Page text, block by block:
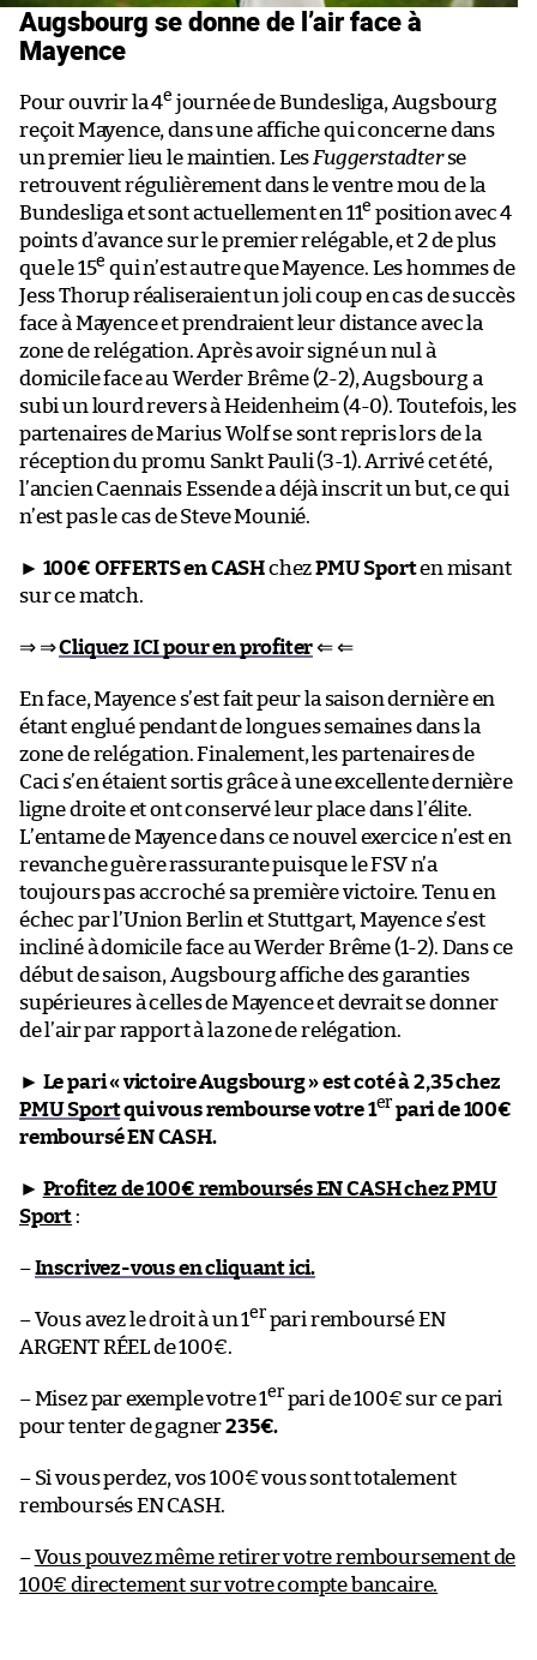
Augsbourg se donne de l’air face à
Mayence
Pour ouvrir la 4e journée de Bundesliga, Augsbourg
reçoit Mayence, dans une affiche qui concerne dans
un premier lieu le maintien. Les Fuggerstadterse
retrouvent régulièrement dans le ventre mou de la
Bundesliga et sont actuellement en 11e position avec 4
points d’avance sur le premier relégable, et 2 de plus
que le 15e qui n’est autre que Mayence. Les hommes de
Jess Thorup réaliseraient un joli coup en cas de succès
face à Mayence et prendraient leur distance avec la
zone de relégation. Après avoir signé un nul à
domicile face au Werder Brême (2-2), Augsbourg a
subi un lourd revers à Heidenheim (4-0). Toutefois, les
partenaires de Marius Wolf se sont repris lors de la
réception du promu Sankt Pauli (3-1). Arrivé cet été,
l’ancien Caennais Essende a déjà inscrit un but, ce qui
n’est pas le cas de Steve Mounié.
► 100€ OFFERTS en CASHchezPMU Sporten misant
sur ce match.
⇒ ⇒Cliquez ICI pour en profiter⇐ ⇐
En face, Mayence s’est fait peur la saison dernière en
étant englué pendant de longues semaines dans la
zone de relégation. Finalement, les partenaires de
Caci s’en étaient sortis grâce à une excellente dernière
ligne droite et ont conservé leur place dans l’élite.
L’entame de Mayence dans ce nouvel exercice n’est en
revanche guère rassurante puisque le FSV n’a
toujours pas accroché sa première victoire. Tenu en
échec par l’Union Berlin et Stuttgart, Mayence s’est
incliné à domicile face au Werder Brême (1-2). Dans ce
début de saison, Augsbourg affiche des garanties
supérieures à celles de Mayence et devrait se donner
de l’air par rapport à la zone de relégation.
► Le pari « victoire Augsbourg » est coté à 2,35 chez
PMU Sportqui vous rembourse votre 1er pari de 100€
remboursé EN CASH.
► Profitez de 100€ remboursés EN CASH chez PMU
Sport :
–Inscrivez-vous en cliquant ici.
– Vous avez le droit à un 1er pari remboursé EN
ARGENT RÉEL de 100€.
– Misez par exemple votre 1er pari de 100€ sur ce pari
pour tenter de gagner235€.
– Si vous perdez, vos 100€ vous sont totalement
remboursés EN CASH.
–Vous pouvez même retirer votre remboursement de
100€ directement sur votre compte bancaire.